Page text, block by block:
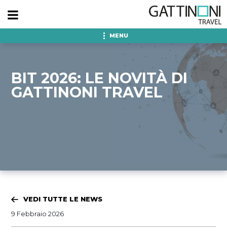
MENU
BIT 2026: LE NOVITÀ DI
GATTINONI TRAVEL
VEDI TUTTE LE NEWS
9 Febbraio 2026